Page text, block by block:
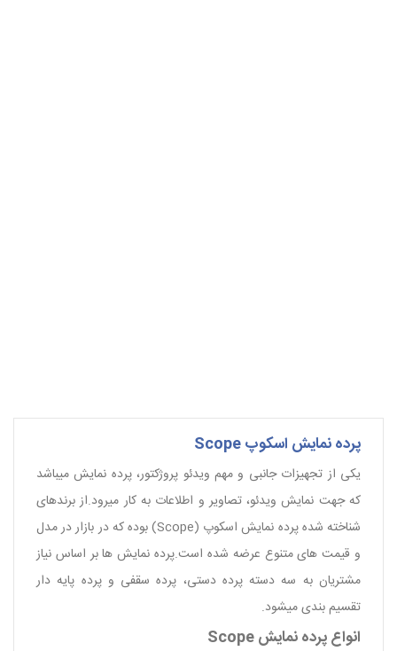
پرده نمایش اسکوپ Scope
یکی از تجهیزات جانبی و مهم ویدئو پروژکتور، پرده نمایش میباشد
که جهت نمایش ویدئو، تصاویر و اطلاعات به کار میرود.از برندهای
شناخته شده پرده نمایش اسکوپ (Scope) بوده که در بازار در مدل
و قیمت های متنوع عرضه شده است.پرده نمایش ها بر اساس نیاز
مشتریان به سه دسته پرده دستی، پرده سقفی و پرده پایه دار
تقسیم بندی میشود.
انواع پرده نمایش Scope